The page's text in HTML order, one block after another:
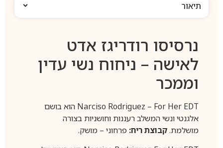
תיאור
נרסיסו רודריגז אדט
לאישה – ניחוח נשי עדין
וממכר
Narciso Rodriguez – For Her EDT הוא בושם
אלגנטי ונשי המשלב רעננות וחושניות בצורה
מושלמת.קבוצת ריח:פרחוני – מושק.